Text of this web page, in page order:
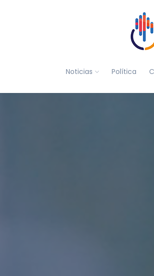
Noticias Política